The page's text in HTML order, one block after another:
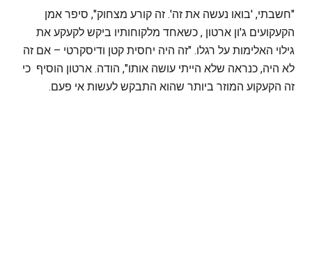
"חשבתי, 'בואו נעשה את זה'. זה קורע מצחוק", סיפר אמן
הקעקועים ג'ון ארטון , כשאחד מלקוחותיו ביקש לקעקע את
גילוי האלימות על רגלו. "זה היה יחסית קטן ודיסקרטי – אם זה
לא היה, כנראה שלא הייתי עושה אותו", הודה. ארטון הוסיף כי
זה הקעקוע המוזר ביותר שהוא התבקש לעשות אי פעם.